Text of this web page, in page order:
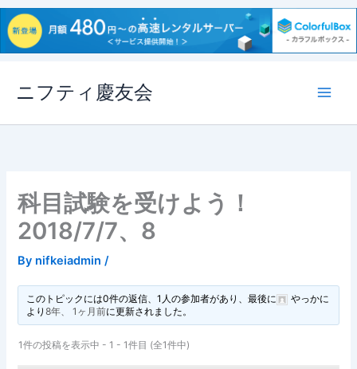
ス
ニフティ慶友会
科目試験を受けよう！
2018/7/7、8
By nifkeiadmin/
このトピックには0件の返信、1人の参加者があり、最後に やっかに
より 8年、 1ヶ月前に更新されました。
1件の投稿を表示中 - 1 - 1件目 (全1件中)